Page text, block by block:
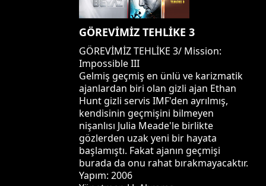
GÖREVİMİZ TEHLİKE 3
GÖREVİMİZ TEHLİKE 3/ Mission:
Impossible III
Gelmiş geçmiş en ünlü ve karizmatik
ajanlardan biri olan gizli ajan Ethan
Hunt gizli servis IMF'den ayrılmış,
kendisinin geçmişini bilmeyen
nişanlısı Julia Meade'le birlikte
gözlerden uzak yeni bir hayata
başlamıştı. Fakat ajanın geçmişi
burada da onu rahat bırakmayacaktır.
Yapım: 2006